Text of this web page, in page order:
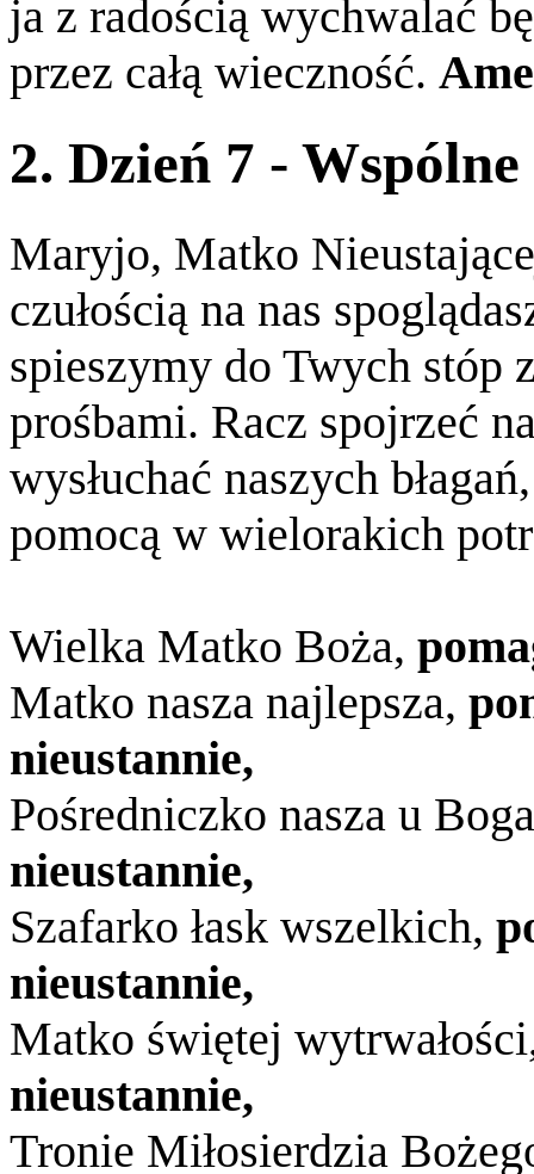
ja z radością wychwalać
przez całą wieczność.
2. Dzień 7 -
Maryjo, Matko
czułością na nas
spieszymy do Twych stóp
prośbami. Racz spojrzeć
wysłuchać naszych
pomocą w wielorakich
Wielka Matko Boża,
Matko nasza najlepsza,
nieustannie,
Pośredniczko nasza u
nieustannie,
Szafarko łask wszelkich,
nieustannie,
Matko świętej
nieustannie,
Tronie Miłosierdzia